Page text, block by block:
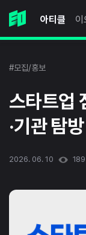
아티클 이
#모집/홍보
스타트업
·기관 탐방
2026. 06. 10 189